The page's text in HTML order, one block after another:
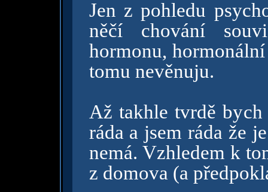
Jen z pohledu
něčí chování
hormonu,
tomu nevěnuju.
Až takhle tvrdě bych
ráda a jsem ráda že
nemá. Vzhledem k
z domova (a